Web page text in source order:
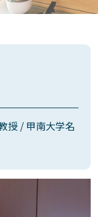
授 / 甲南大学名